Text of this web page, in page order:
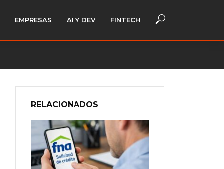
EMPRESAS AI Y DEV FINTECH
RELACIONADOS